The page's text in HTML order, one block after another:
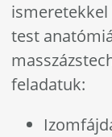
test
feladatuk: